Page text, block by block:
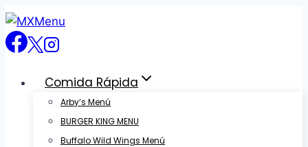
Skip
to
content
Comida Rápida
Arby’s Menú
BURGER KING MENU
Buffalo Wild Wings Menú